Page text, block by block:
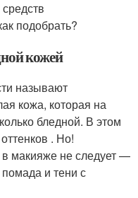
подобрать?
кожей
называют
кожа, которая на
бледной. В этом
. Но!
макияже не следует —
и тени с